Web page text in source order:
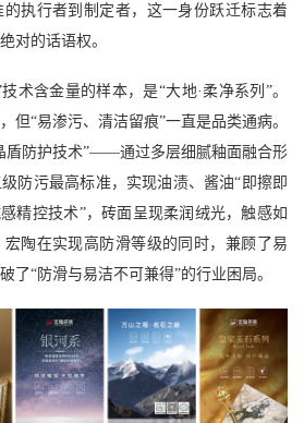
的执行者到制定者，这一身份跃迁标志着
对的话语权。
术含金量的样本，是“大地·柔净系列”。
但“易渗污、清洁留痕”一直是品类通病。
盾防护技术”——通过多层细腻釉面融合形
防污最高标准，实现油渍、酱油“即擦即
精控技术”，砖面呈现柔润绒光，触感如
陶在实现高防滑等级的同时，兼顾了易
了“防滑与易洁不可兼得”的行业困局。